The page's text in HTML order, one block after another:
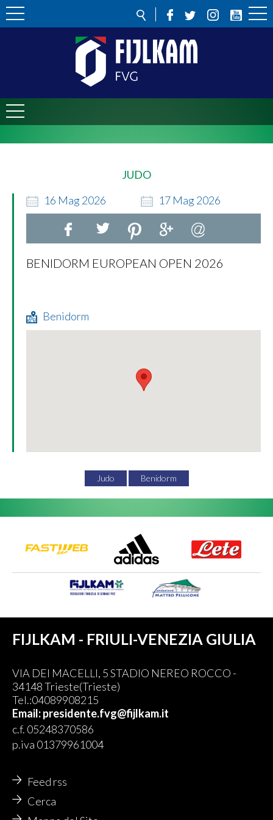
JUDO
16 Mag2026 17 Mag2026
BENIDORM EUROPEAN OPEN 2026
Benidorm
Judo Benidorm
FIJLKAM - FRIULI-VENEZIA GIULIA
VIA DEI MACELLI, 5 STADIO NEREO ROCCO -
34148 Trieste(Trieste)
Tel.:04089908215
Email: presidente.fvg@fijlkam.it
c.f. 05248370586
p.iva 01379961004
Feed rss
Cerca